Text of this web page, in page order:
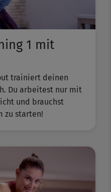
1 mit
trainiert deinen
Du arbeitest nur mit
und brauchst
zu starten!